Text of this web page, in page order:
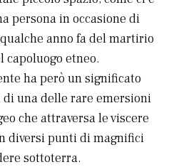
persona in occasione di
anno fa del martirio
capoluogo etneo.
ha però un significato
una delle rare emersioni
che attraversa le viscere
diversi punti di magnifici
sottoterra.